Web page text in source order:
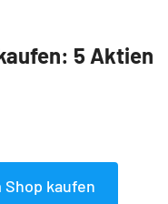
5 Aktien
Shop kaufen